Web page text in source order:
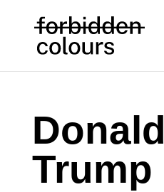
Donald
Trump